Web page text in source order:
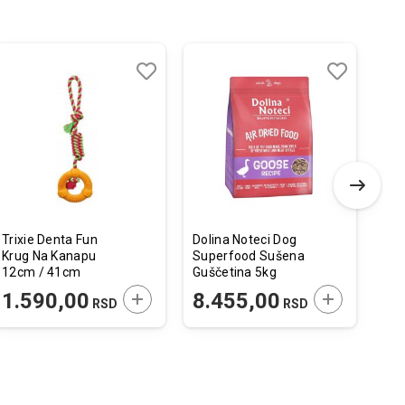
KORPU
Trixie Denta Fun
Krug Na Kanapu
12cm / 41cm
1.590,00 RSD DODAJTE U KORPU
Dolina Noteci Dog
Superfood Sušena
Guščetina 5kg
8.455,00 RSD DODAJTE U